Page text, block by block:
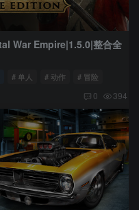
War Empire|1.5.0|整合全
# 单人 # 动作 # 冒险
0 394